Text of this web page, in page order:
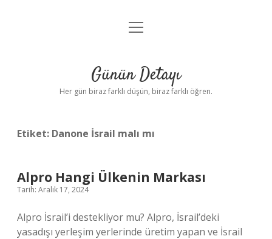
Anasayfa
Yasal Uyarı
menüyü
Günün Detayı
Her gün biraz farklı düşün, biraz farklı öğren.
Etiket: Danone İsrail malı mı
Alpro Hangi Ülkenin Markası
Tarih: Aralık 17, 2024
Alpro İsrail’i destekliyor mu? Alpro, İsrail’deki
yasadışı yerleşim yerlerinde üretim yapan ve İsrail